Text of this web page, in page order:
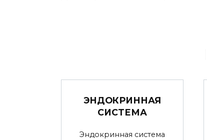
ЭНДОКРИННАЯ
СИСТЕМА
Эндокринная система